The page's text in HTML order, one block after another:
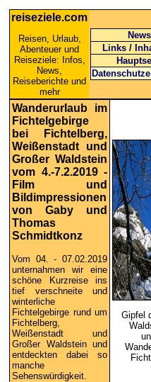
reiseziele.com
Reisen, Urlaub,
Abenteuer und
Reiseziele: Infos,
News,
Reiseberichte und
mehr
News
Links /
Wanderurlaub im
Fichtelgebirge
bei Fichtelberg,
Weißenstadt und
Großer Waldstein
vom 4.-7.2.2019 -
Film und
Bildimpressionen
von Gaby und
Thomas
Schmidtkonz
Vom 04. - 07.02.2019
unternahmen wir eine
schöne Kurzreise ins
tief verschneite und
winterliche
Fichtelgebirge rund um
Fichtelberg,
Weißenstadt und
Großer Waldstein und
entdeckten dabei so
manche
Sehenswürdigkeit.
Gipfel